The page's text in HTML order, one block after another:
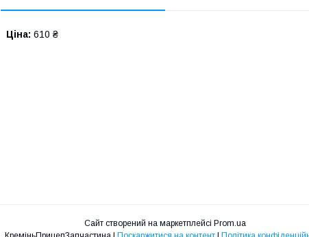
Ціна: 610 ₴
Сайт створений на маркетплейсі Prom.ua